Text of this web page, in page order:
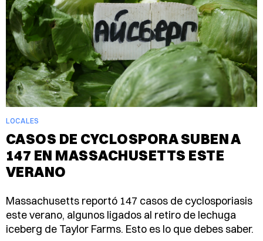
LOCALES
CASOS DE CYCLOSPORA SUBEN A
147 EN MASSACHUSETTS ESTE
VERANO
Massachusetts reportó 147 casos de cyclosporiasis
este verano, algunos ligados al retiro de lechuga
iceberg de Taylor Farms. Esto es lo que debes saber.